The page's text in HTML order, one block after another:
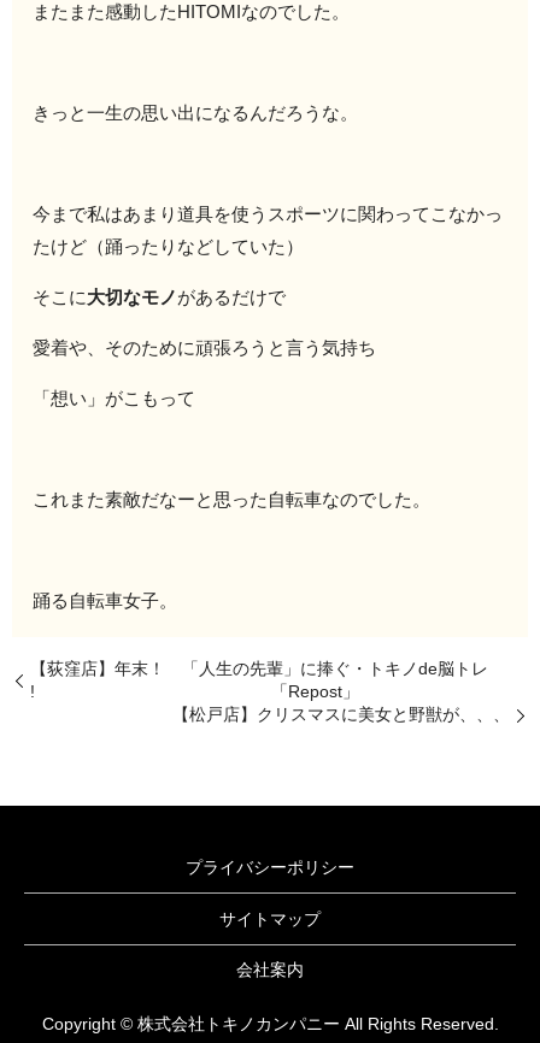
またまた感動したHITOMIなのでした。
きっと一生の思い出になるんだろうな。
今まで私はあまり道具を使うスポーツに関わってこなかっ
たけど（踊ったりなどしていた）
そこに大切なモノがあるだけで
愛着や、そのために頑張ろうと言う気持ち
「想い」がこもって
これまた素敵だなーと思った自転車なのでした。
踊る自転車女子。
【荻窪店】年末！ 「人生の先輩」に捧ぐ・トキノde脳トレ
! 「Repost」
【松戸店】クリスマスに美女と野獣が、、、
プライバシーポリシー
サイトマップ
会社案内
Copyright © 株式会社トキノカンパニー All Rights Reserved.